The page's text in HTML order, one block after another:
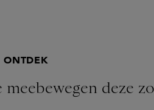
ONTDEK
deze